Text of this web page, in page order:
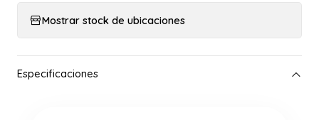
Mostrar stock de ubicaciones